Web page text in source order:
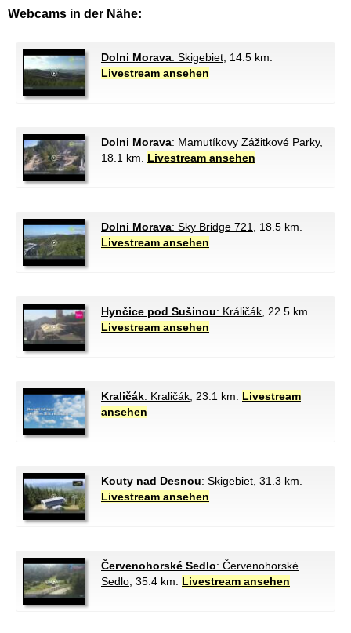
Webcams in der Nähe:
Dolni Morava: Skigebiet , 14.5 km.
Livestream ansehen
Dolni Morava: Mamutíkovy Zážitkové Parky,
18.1 km. Livestream ansehen
Dolni Morava: Sky Bridge 721
, 18.5 km.
Livestream ansehen
Hynčice pod Sušinou: Králičák , 22.5 km.
Livestream ansehen
Kraličák: Kraličák , 23.1 km. Livestream
ansehen
Kouty nad Desnou: Skigebiet , 31.3 km.
Livestream ansehen
Červenohorské Sedlo: Červenohorské
Sedlo , 35.4 km. Livestream ansehen